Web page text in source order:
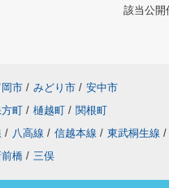
該当公開
市 / みどり市 / 安中市
町 / 樋越町 / 関根町
/ 八高線 / 信越本線 / 東武桐生線 /
前橋 / 三俣